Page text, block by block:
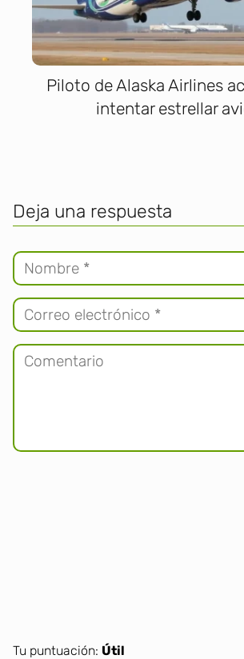
Piloto de Alaska Airlines
intentar estrellar
Deja una respuesta
Tu puntuación: Útil